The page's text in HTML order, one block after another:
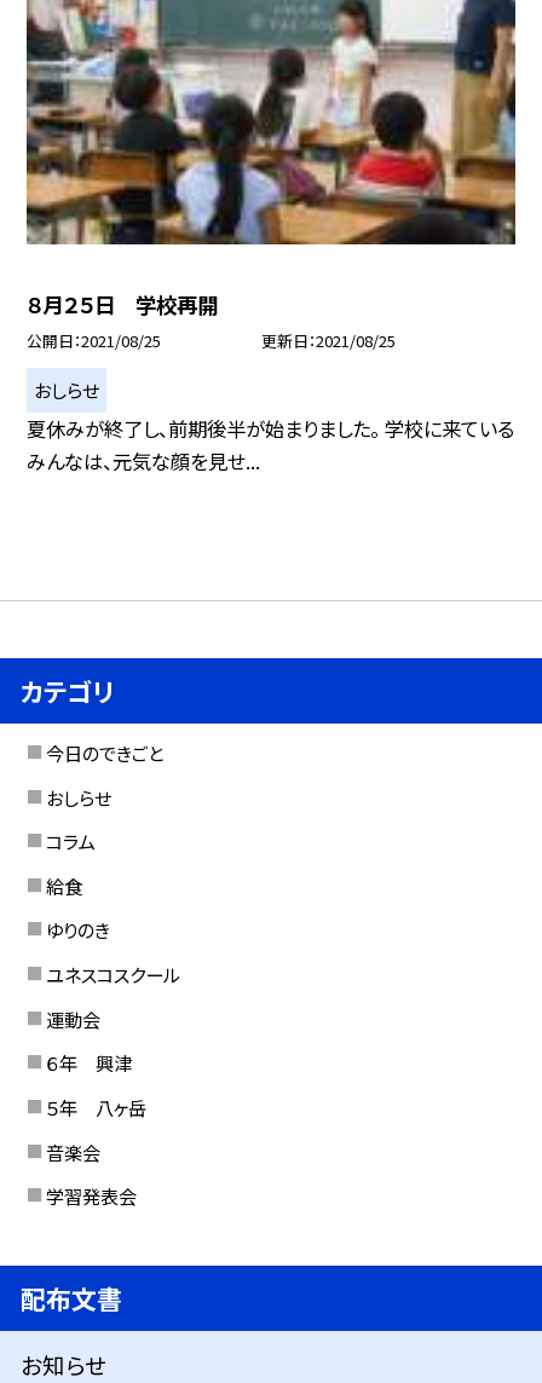
８月２５日 学校再開
公開日 2021/08/25 更新日 2021/08/25
おしらせ
夏休みが終了し、前期後半が始まりました。 学校に来ている
みんなは、元気な顔を見せ...
カテゴリ
今日のできごと
おしらせ
コラム
給食
ゆりのき
ユネスコスクール
運動会
６年 興津
５年 八ヶ岳
音楽会
学習発表会
配布文書
お知らせ